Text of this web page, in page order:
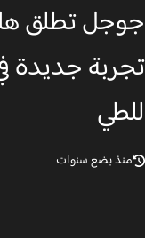
جديدة في
بضع سنوات